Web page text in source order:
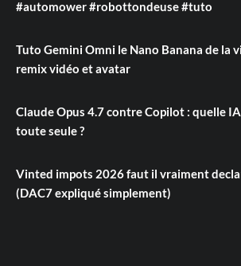
#automower #robottondeuse #tuto
Tuto Gemini Omni le Nano Banana de la
remix vidéo et avatar
Claude Opus 4.7 contre Copilot : quelle
toute seule ?
Vinted impots 2026 faut il vraiment
(DAC7 expliqué simplement)